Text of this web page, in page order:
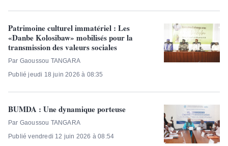
Patrimoine culturel immatériel : Les
«Danbe Kolosibaw» mobilisés pour la
transmission des valeurs sociales
Par Gaoussou TANGARA
Publié jeudi 18 juin 2026 à 08:35
BUMDA : Une dynamique porteuse
Par Gaoussou TANGARA
Publié vendredi 12 juin 2026 à 08:54